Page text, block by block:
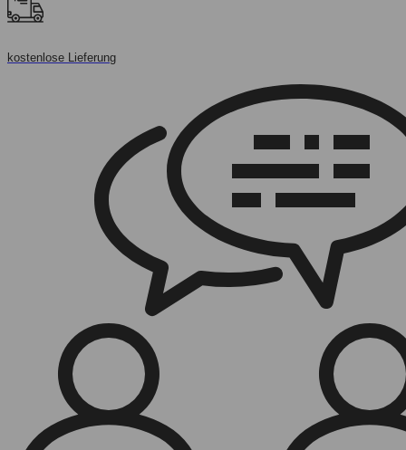
kostenlose Lieferung